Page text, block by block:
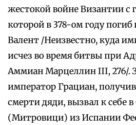
жестокой войне Византии с
которой в 378-ом году
Валент /Неизвестно, куда
исчез во время битвы при
Аммиан Марцеллин III, 276/.
император Грациан,
смерти дяди, вызвал к себе
(Митровици) из Испании